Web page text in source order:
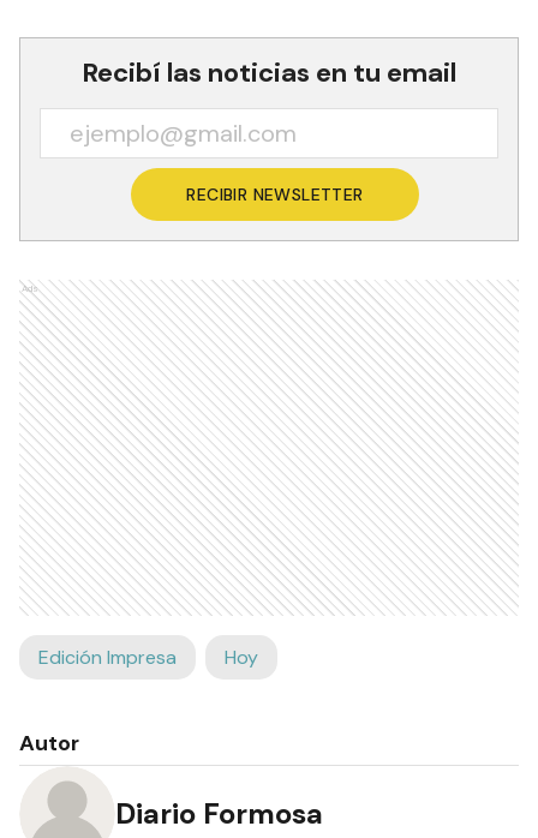
Recibí las noticias en tu email
RECIBIR NEWSLETTER
Ads
Edición Impresa Hoy
Autor
Diario Formosa